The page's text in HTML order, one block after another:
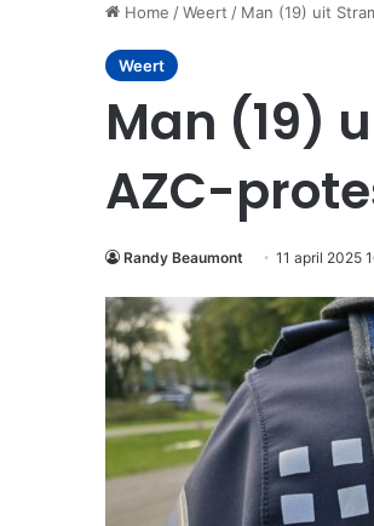
Home /Weert / Man (19) uit
Weert
Man (19)
AZC-
Randy Beaumont 11 april 2025